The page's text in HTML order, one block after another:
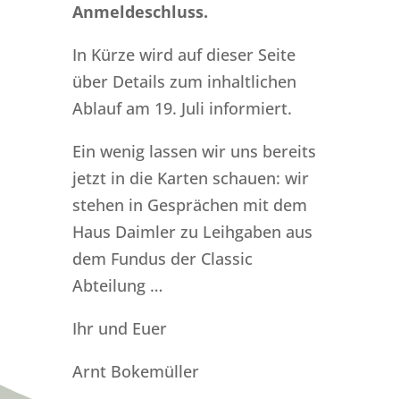
Anmeldeschluss.
In Kürze wird auf dieser Seite
über Details zum inhaltlichen
Ablauf am 19. Juli informiert.
Ein wenig lassen wir uns bereits
jetzt in die Karten schauen: wir
stehen in Gesprächen mit dem
Haus Daimler zu Leihgaben aus
dem Fundus der Classic
Abteilung …
Ihr und Euer
Arnt Bokemüller